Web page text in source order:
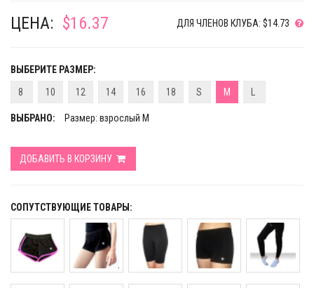
ЦЕНА: $16.37 ДЛЯ ЧЛЕНОВ КЛУБА: $14.73
ВЫБЕРИТЕ РАЗМЕР:
8
10 12 14 16 18 S M
ВЫБРАНО: Размер: взрослый M
ДОБАВИТЬ В КОРЗИНУ
СОПУТСТВУЮЩИЕ ТОВАРЫ: